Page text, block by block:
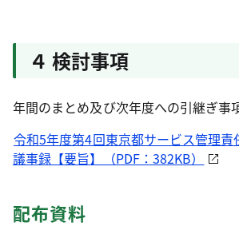
４ 検討事項
年間のまとめ及び次年度への引継ぎ事
令和5年度第4回東京都サービス管理
議事録【要旨】（PDF：382KB）
配布資料